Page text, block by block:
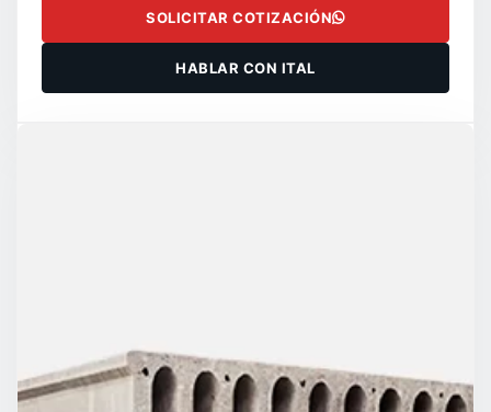
SOLICITAR COTIZACIÓN
HABLAR CON ITAL